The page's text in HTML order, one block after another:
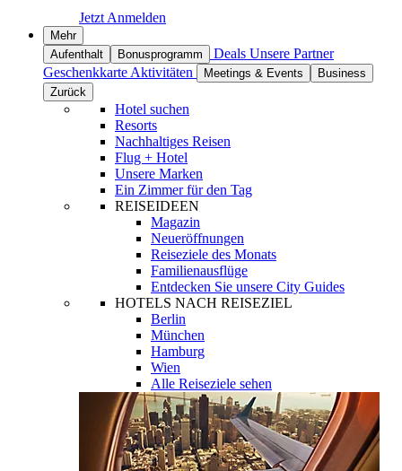
Jetzt Anmelden
Mehr
Aufenthalt
Bonusprogramm Deals Unsere Partner
Geschenkkarte Aktivitäten Meetings & Events
Business
Zurück
Hotel suchen
Resorts
Nachhaltiges Reisen
Flug + Hotel
Unsere Marken
Ein Zimmer für den Tag
REISEIDEEN
Magazin
Neueröffnungen
Reiseziele des Monats
Familienausflüge
Entdecken Sie unsere City Guides
HOTELS NACH REISEZIEL
Berlin
München
Hamburg
Wien
Alle Reiseziele sehen